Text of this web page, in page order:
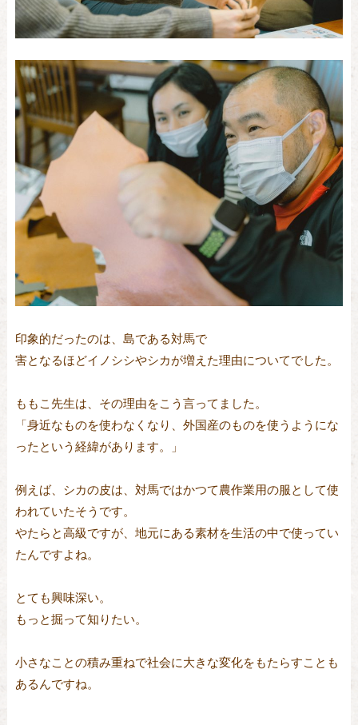
印象的だったのは、島である対馬で
害となるほどイノシシやシカが増えた理由についてでした。
ももこ先生は、その理由をこう言ってました。
「身近なものを使わなくなり、外国産のものを使うようにな
ったという経緯があります。」
例えば、シカの皮は、対馬ではかつて農作業用の服として使
われていたそうです。
やたらと高級ですが、地元にある素材を生活の中で使ってい
たんですよね。
とても興味深い。
もっと掘って知りたい。
小さなことの積み重ねで社会に大きな変化をもたらすことも
あるんですね。